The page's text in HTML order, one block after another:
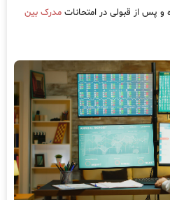
پس از قبولی در امتحانات مدرک بین